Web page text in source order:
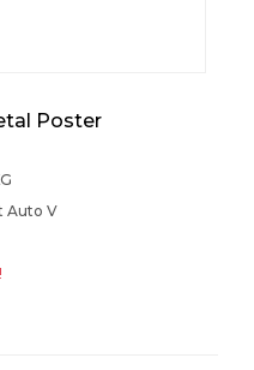
Poster
Auto V